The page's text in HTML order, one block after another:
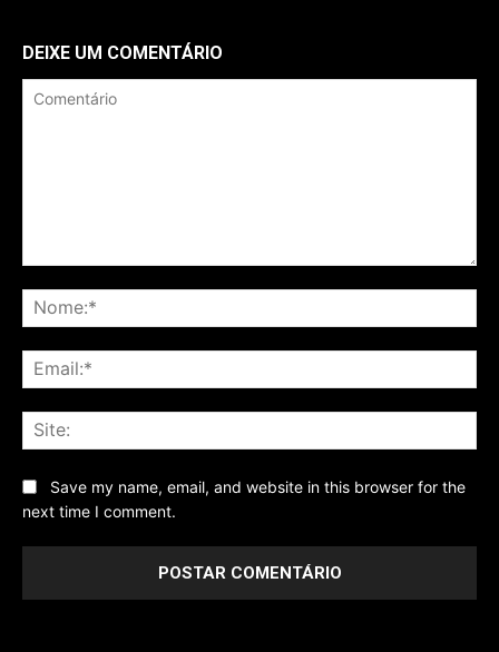
DEIXE UM COMENTÁRIO
Save my name, email, and website in this browser for the
next time I comment.